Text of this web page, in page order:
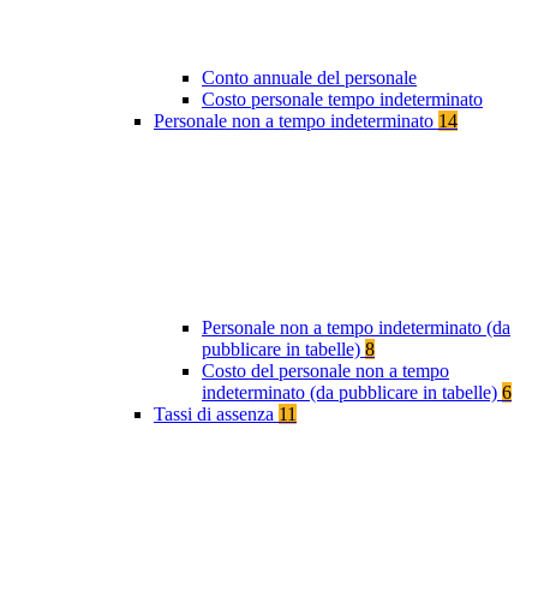
Conto annuale del personale
Costo personale tempo indeterminato
Personale non a tempo indeterminato 14
Personale non a tempo indeterminato (da
pubblicare in tabelle) 8
Costo del personale non a tempo
indeterminato (da pubblicare in tabelle) 6
Tassi di assenza 11